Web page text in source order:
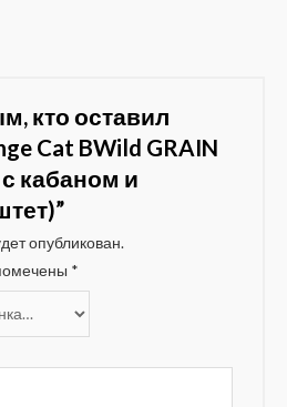
кто оставил
Cat BWild GRAIN
с кабаном и
опубликован.
*